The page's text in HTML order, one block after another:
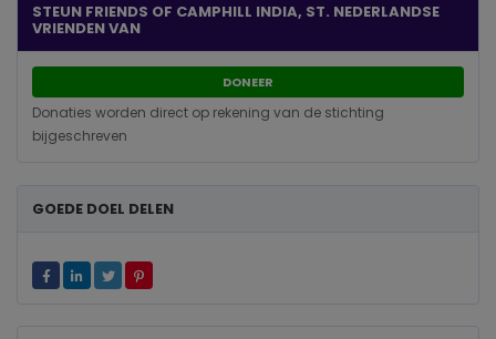
STEUN FRIENDS OF CAMPHILL INDIA, ST. NEDERLANDSE
VRIENDEN VAN
DONEER
Donaties worden direct op rekening van de stichting
bijgeschreven
GOEDE DOEL DELEN